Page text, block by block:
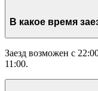
Заезд возможен с
11:00.